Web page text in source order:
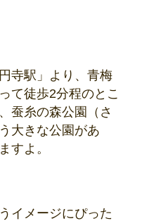
寺駅」より、青梅
て徒歩2分程のとこ
蚕糸の森公園（さ
大きな公園があ
すよ。
イメージにぴった